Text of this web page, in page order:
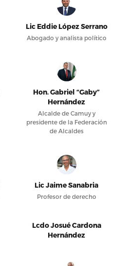
Lic Eddie López Serrano
Abogado y analista político
Hon. Gabriel “Gaby”
Hernández
Alcalde de Camuy y
presidente de la Federación
de Alcaldes
Lic Jaime Sanabria
Profesor de derecho
Lcdo Josué Cardona
Hernández